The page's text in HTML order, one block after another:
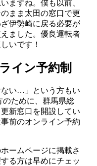
ますね。僕も以前、
まま太田の窓口で更
伊勢崎に戻る必要が
ました。優良運転者
いです！
イン予約制
ない…」という方もい
のために、群馬県総
新窓口を開設してい
前のオンライン予約
ームページに掲載さ
る方は早めにチェッ